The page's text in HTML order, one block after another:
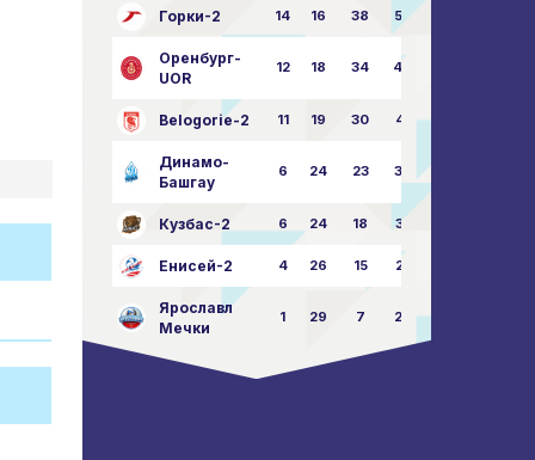
Горки-2 14 16 38 50:63
Оренбург-
UOR
12 18 34 49:67
Belogorie-2 11 19 30 44:71
Динамо-
Башгау
6 24 23 36:75
Кузбас-2 6 24 18 35:82
Енисей-2 4 26 15 25:82
Ярославл
Мечки
1 29 7 23:87